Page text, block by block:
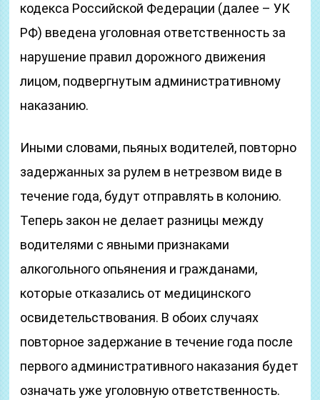
кодекса Российской Федерации (далее – УК
РФ) введена уголовная ответственность за
нарушение правил дорожного движения
лицом, подвергнутым административному
наказанию.
Иными словами, пьяных водителей, повторно
задержанных за рулем в нетрезвом виде в
течение года, будут отправлять в колонию.
Теперь закон не делает разницы между
водителями с явными признаками
алкогольного опьянения и гражданами,
которые отказались от медицинского
освидетельствования. В обоих случаях
повторное задержание в течение года после
первого административного наказания будет
означать уже уголовную ответственность.